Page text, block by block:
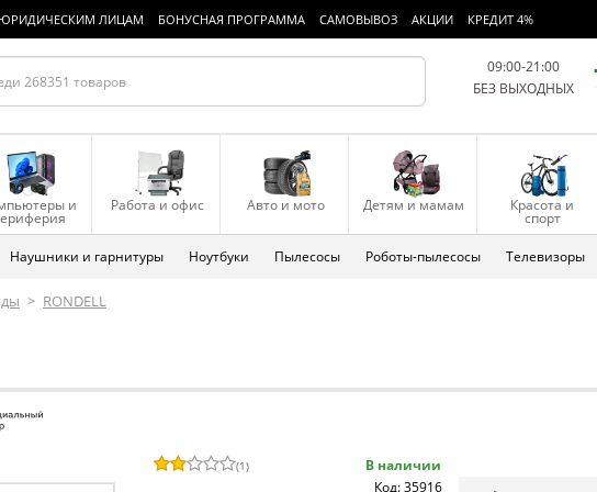
ЮРИДИЧЕСКИМ ЛИЦАМ БОНУСНАЯ ПРОГРАММА САМОВЫВОЗ АКЦИИ КРЕДИТ 4%
09:00-21:00
БЕЗ ВЫХОДНЫХ
и Работа и офис Авто и мото Детям и мамам Красота и
спорт
Наушники и гарнитуры Ноутбуки Пылесосы Роботы-пылесосы Телевизоры
> RONDELL
(1)
В наличии
Код: 35916